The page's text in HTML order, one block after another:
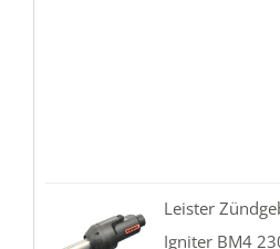
Leister
Igniter BM4